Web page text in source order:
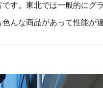
す。東北では一般的にグ
んな商品があって性能が